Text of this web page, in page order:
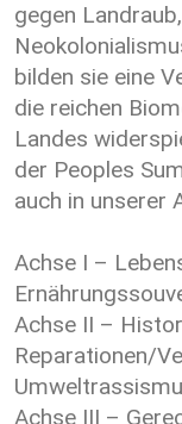
gegen
bilden sie eine
die reichen
Landes
der Peoples
auch in unserer
Achse I –
Achse II –
Reparationen/
Achse III –